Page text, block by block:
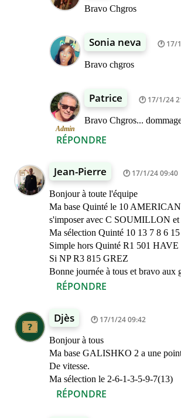
RÉPONDRE
Bravo Chgros
Sonia neva 17/
Bravo chgros
Admin
Patrice 17/1/24
Bravo Chgros...
Jean-Pierre 17/1/24 09:40
Bonjour à toute l'équipe
Ma base Quinté le 10
s'imposer avec C SOUMILLON et
Ma sélection Quinté 10 13 7 8 6
Simple hors Quinté R1 501
Si NP R3 815 GREZ
Bonne journée à tous et bravo aux
RÉPONDRE
Djès 17/1/24 09:42
Bonjour à tous
Ma base GALISHKO 2 a une
De vitesse.
Ma sélection le 2-6-1-3-5-9-7(13)
RÉPONDRE